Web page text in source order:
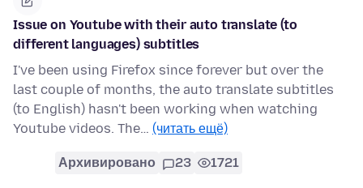
Issue on Youtube with their auto translate (to
different languages) subtitles
I've been using Firefox since forever but over the
last couple of months, the auto translate subtitles
(to English) hasn't been working when watching
Youtube videos. The… (читать ещё)
Архивировано 23 1721